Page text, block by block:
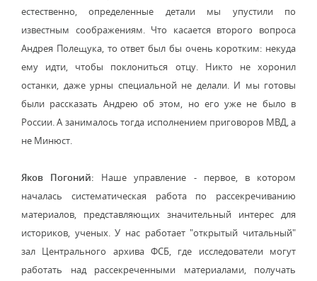
естественно, определенные детали мы упустили по
известным соображениям. Что касается второго вопроса
Андрея Полещука, то ответ был бы очень коротким: некуда
ему идти, чтобы поклониться отцу. Никто не хоронил
останки, даже урны специальной не делали. И мы готовы
были рассказать Андрею об этом, но его уже не было в
России. А занималось тогда исполнением приговоров МВД, а
не Минюст.
Яков Погоний: Наше управление - первое, в котором
началась систематическая работа по рассекречиванию
материалов, представляющих значительный интерес для
историков, ученых. У нас работает "открытый читальный"
зал Центрального архива ФСБ, где исследователи могут
работать над рассекреченными материалами, получать